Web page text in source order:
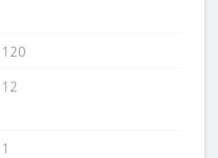
120
12
1